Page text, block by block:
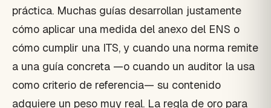
práctica. Muchas guías desarrollan justamente
cómo aplicar una medida del anexo del ENS o
cómo cumplir una ITS, y cuando una norma remite
a una guía concreta —o cuando un auditor la usa
como criterio de referencia— su contenido
adquiere un peso muy real. La regla de oro para